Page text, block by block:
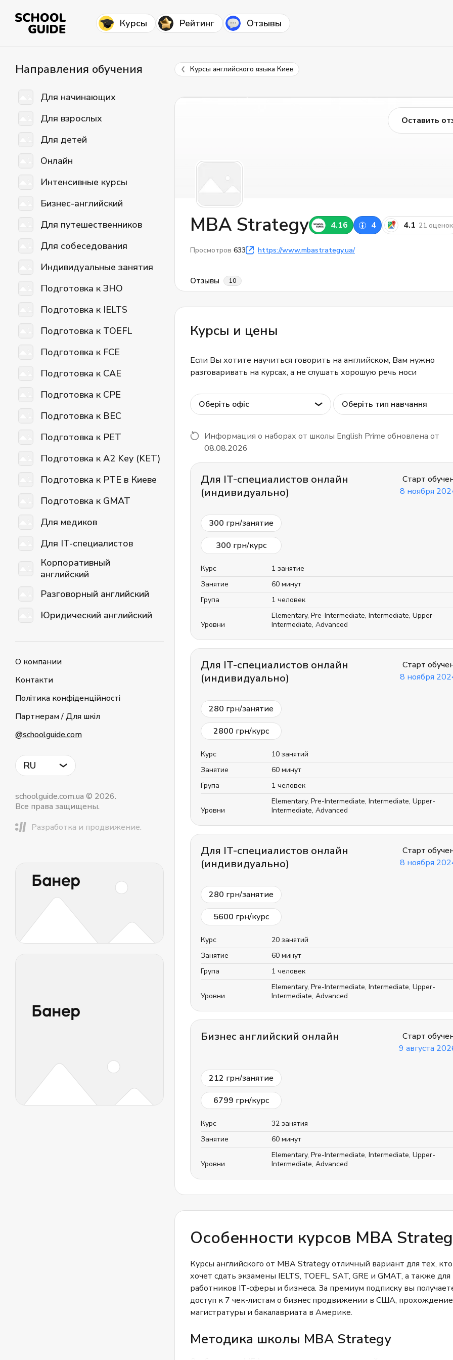
Курсы Рейтинг Отзывы
Направления обучения
Для начинающих
Для взрослых
Для детей
Онлайн
Интенсивные курсы
Бизнес-английский
Для путешественников
Для собеседования
Индивидуальные занятия
Подготовка к ЗНО
Подготовка к IELTS
Подготовка к TOEFL
Подготовка к FCE
Подготовка к CAE
Подготовка к CPE
Подготовка к BEC
Подготовка к PET
Подготовка к A2 Key (KET)
Подготовка к PTE в Киеве
Подготовка к GMAT
Для медиков
Для IT-специалистов
Корпоративный
английский
Разговорный английский
Юридический английский
О компании
Контакти
Політика конфіденційності
Партнерам / Для шкіл
@schoolguide.com
RU
schoolguide.com.ua © 2026.
Все права защищены.
Разработка и продвижение.
Курсы английского языка Киев
Оставить
MBA Strategy 4.16 4 4.1 21 оценок
Просмотров 633 https://www.mbastrategy.ua/
Отзывы 10
Курсы и цены
Если Вы хотите научиться говорить на английском, Вам нужно
разговаривать на курсах, а не слушать хорошую речь носи
Оберіть офіс Оберіть тип навчання
Информация о наборах от школы English Prime обновлена от
08.08.2026
Для IT-специалистов онлайн
(индивидуально)
Старт
8 ноября
300 грн/занятие
300 грн/курс
Курс
1 занятие
Занятие
60 минут
Група
1 человек
Уровни
Elementary, Pre-Intermediate, Intermediate, Upper-
Intermediate, Advanced
Для IT-специалистов онлайн
(индивидуально)
Старт
8 ноября
280 грн/занятие
2800 грн/курс
Курс
10 занятий
Занятие
60 минут
Група
1 человек
Уровни
Elementary, Pre-Intermediate, Intermediate, Upper-
Intermediate, Advanced
Для IT-специалистов онлайн
(индивидуально)
Старт
8 ноября
280 грн/занятие
5600 грн/курс
Курс
20 занятий
Занятие
60 минут
Група
1 человек
Уровни
Elementary, Pre-Intermediate, Intermediate, Upper-
Intermediate, Advanced
Бизнес английский онлайн
Старт
9 августа
212 грн/занятие
6799 грн/курс
Курс
32 занятия
Занятие
60 минут
Уровни
Elementary, Pre-Intermediate, Intermediate, Upper-
Intermediate, Advanced
Особенности курсов MBA
Курсы английского от МВА Strategy отличный вариант для тех, кто
хочет сдать экзамены IELTS, TOEFL, SAT, GRE и GMAT, а также для
работников IT-сферы и бизнеса. За премиум подписку вы
доступ к 7 чек-листам о бизнес продвижении в США, прохождение
магистратуры и бакалавриата в Америке.
Методика школы MBA Strategy